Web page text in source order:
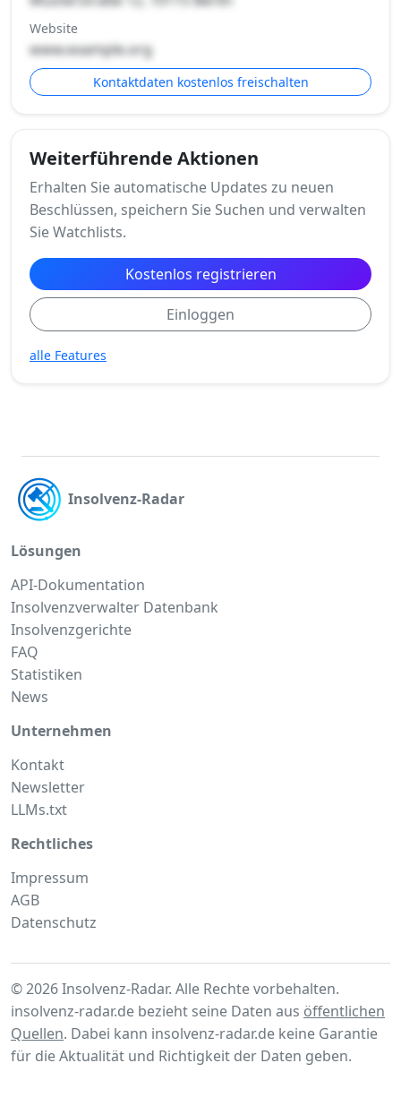
Website
www.example.org
Kontaktdaten kostenlos freischalten
Weiterführende Aktionen
Erhalten Sie automatische Updates zu neuen
Beschlüssen, speichern Sie Suchen und verwalten
Sie Watchlists.
Kostenlos registrieren
Einloggen
alle Features
Insolvenz-Radar
Lösungen
API-Dokumentation
Insolvenzverwalter Datenbank
Insolvenzgerichte
FAQ
Statistiken
News
Unternehmen
Kontakt
Newsletter
LLMs.txt
Rechtliches
Impressum
AGB
Datenschutz
© 2026 Insolvenz-Radar. Alle Rechte vorbehalten.
insolvenz-radar.de bezieht seine Daten aus öffentlichen
Quellen. Dabei kann insolvenz-radar.de keine Garantie
für die Aktualität und Richtigkeit der Daten geben.